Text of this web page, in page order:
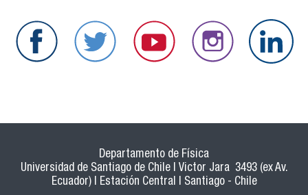
Departamento de Física
Universidad de Santiago de Chile | Victor Jara 3493 (ex Av.
Ecuador) | Estación Central | Santiago - Chile